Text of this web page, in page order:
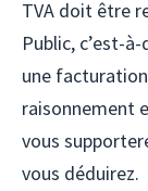
TVA doit être
Public, c’est-
une
raisonnement
vous
vous déduirez.